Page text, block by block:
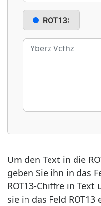
ROT13:
Um den Text in die
geben Sie ihn in das
ROT13-Chiffre in Text
sie in das Feld